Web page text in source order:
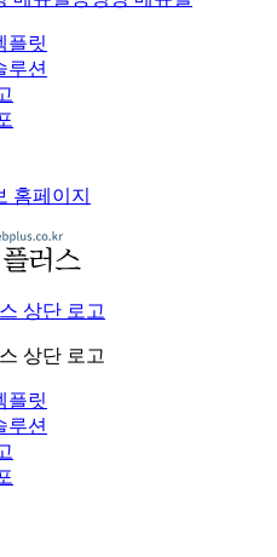
플릿
루션
홈페이지
플릿
루션